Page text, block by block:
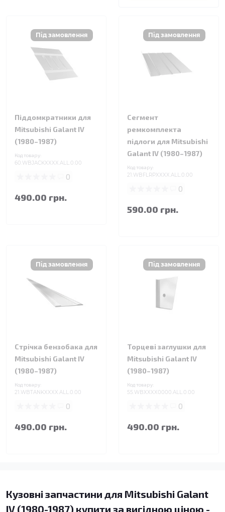
Піддомкратники для
Mitsubishi Galant IV
(1980–1987)
Код товару:
60.WBJACKXXXX.ALL.0.00
0
490.00 грн.
Сегмент
ремкомплекта
підлоги для Mitsubishi
Galant IV (1980–1987)
Код товару:
21.WBFLRPXXXX.ALL.0.00
0
590.00 грн.
Стрічка бензобака для
Mitsubishi Galant IV
(1980–1987)
Код товару:
21.WBTANKXXXX.ALL.0.00
0
490.00 грн.
Торцеві заглушки для
Mitsubishi Galant IV
(1980–1987)
Код товару:
55.WBXXXX0000.ALL.0.00
0
490.00 грн.
Кузовні запчастини для Mitsubishi Galant
IV (1980-1987) купити за вигідною ціною -